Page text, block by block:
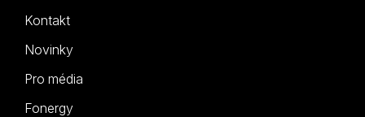
Kontakt
Novinky
Pro média
Fonergy